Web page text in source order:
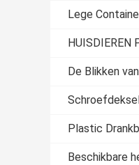
Lege
De Blikken
Plastic
Beschikbare